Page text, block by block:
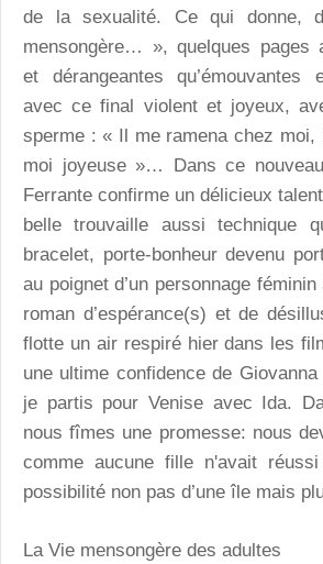
de la sexualité. Ce qui donne,
mensongère… », quelques pages
et dérangeantes qu’émouvantes
avec ce final violent et joyeux,
sperme : « Il me ramena chez moi,
moi joyeuse »… Dans ce
Ferrante confirme un délicieux
belle trouvaille aussi technique
bracelet, porte-bonheur devenu
au poignet d’un personnage
roman d’espérance(s) et de
flotte un air respiré hier dans les
une ultime confidence de
je partis pour Venise avec Ida.
nous fîmes une promesse: nous
comme aucune fille n'avait
possibilité non pas d’une île mais
La Vie mensongère des adultes